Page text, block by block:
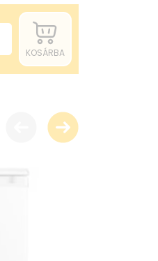
KOSÁRBA